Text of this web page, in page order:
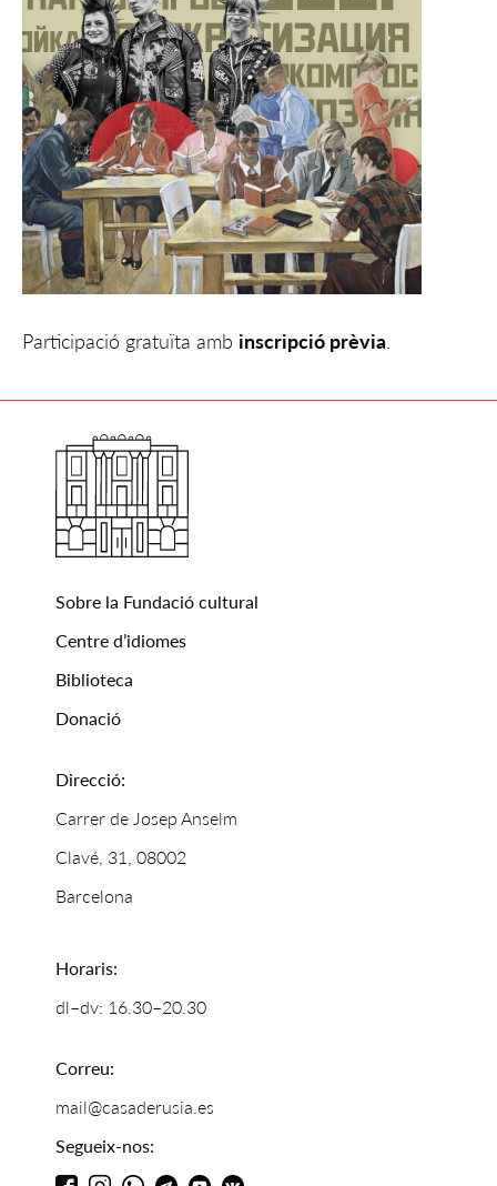
Participació gratuïta amb inscripció prèvia
Sobre la Fundació cultural
Centre d’idiomes
Biblioteca
Donació
Direcció:
Carrer de Josep Anselm
Clavé, 31, 08002
Barcelona
Horaris:
dl–dv: 16.30–20.30
Correu:
mail@casaderusia.es
Segueix-nos: